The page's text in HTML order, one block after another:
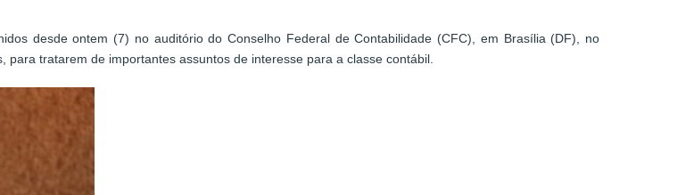
desde ontem (7) no auditório do Conselho Federal de Contabilidade (CFC), em Brasília (DF), no
tratarem de importantes assuntos de interesse para a classe contábil.